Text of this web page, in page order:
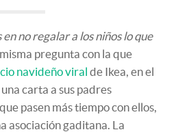
no regalar a los niños lo que
pregunta con la que
navideño viral de Ikea, en el
carta a sus padres
pasen más tiempo con ellos,
asociación gaditana. La